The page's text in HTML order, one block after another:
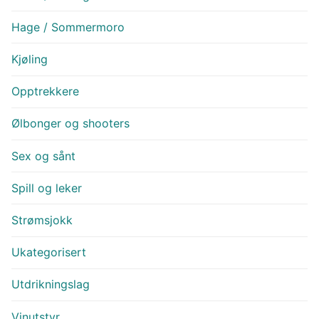
Hage / Sommermoro
Kjøling
Opptrekkere
Ølbonger og shooters
Sex og sånt
Spill og leker
Strømsjokk
Ukategorisert
Utdrikningslag